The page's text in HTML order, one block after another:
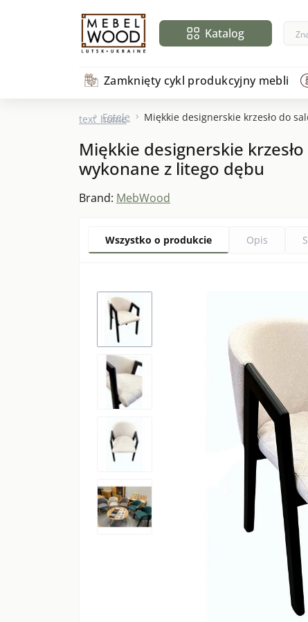
Katalog
Zamknięty cykl produkcyjny mebli
text_home
Fotele Miękkie designerskie krzesło do
Miękkie designerskie
wykonane z litego dębu
Brand: MebWood
Wszystko o produkcie Opis